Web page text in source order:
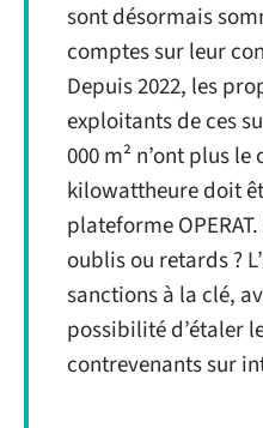
sont désormais
comptes sur leur
Depuis 2022, les
exploitants de ces
000 m² n’ont plus
kilowattheure doit
plateforme
oublis ou retards ?
sanctions à la clé,
possibilité d’étaler
contrevenants sur